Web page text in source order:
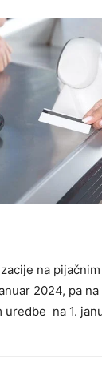
na
2024, pa
na 1.